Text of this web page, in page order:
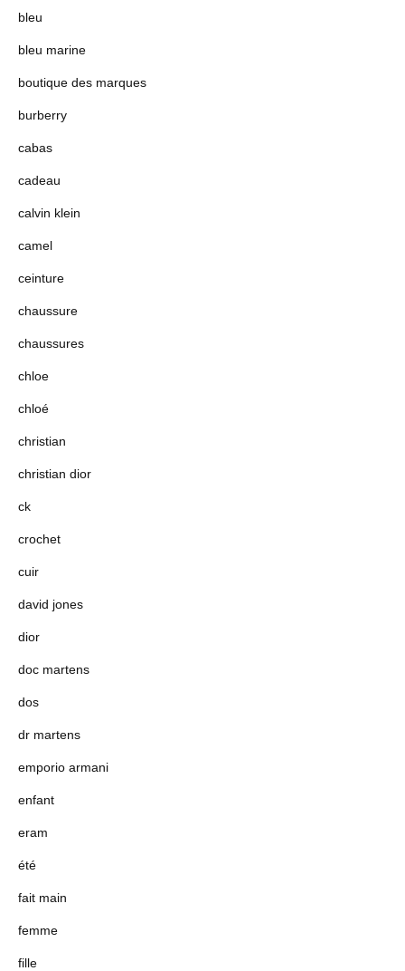
bleu
bleu marine
boutique des marques
burberry
cabas
cadeau
calvin klein
camel
ceinture
chaussure
chaussures
chloe
chloé
christian
christian dior
ck
crochet
cuir
david jones
dior
doc martens
dos
dr martens
emporio armani
enfant
eram
été
fait main
femme
fille